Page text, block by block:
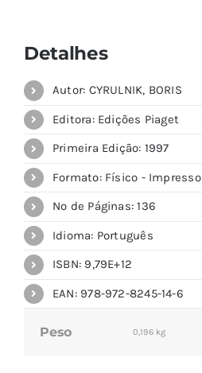
Detalhes
Autor: CYRULNIK, BORIS
Editora: Edições Piaget
Primeira Edição: 1997
Formato: Físico - Impresso
Nº de Páginas: 136
Idioma: Português
ISBN: 9,79E+12
EAN: 978-972-8245-14-6
Peso 0,196 kg